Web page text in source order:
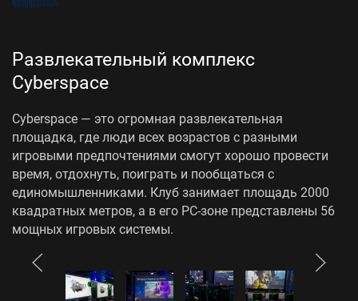
Развлекательный комплекс
Cyberspace
Cyberspace — это огромная развлекательная
площадка, где люди всех возрастов с разными
игровыми предпочтениями смогут хорошо провести
время, отдохнуть, поиграть и пообщаться с
единомышленниками. Клуб занимает площадь 2000
квадратных метров, а в его PC-зоне представлены 56
мощных игровых системы.